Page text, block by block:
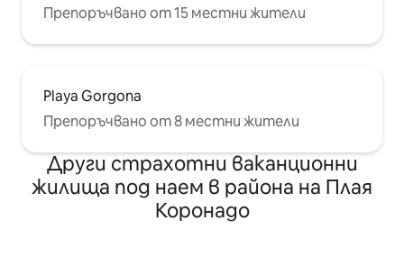
Препоръчвано от 15 местни жители
Playa Gorgona
Препоръчвано от 8 местни жители
Други страхотни ваканционни
жилища под наем в района на Плая
Коронадо